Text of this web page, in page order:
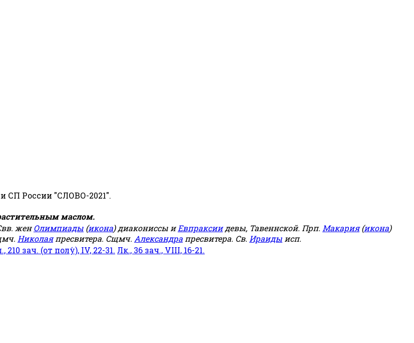
СП России "СЛОВО-2021".
маслом.
женОлимпиады (икона) диакониссы иЕвпраксиидевы, Тавеннской. Прп. Макария(икона)
Николаяпресвитера. Сщмч. Александра пресвитера. Св. Ираиды исп.
210 зач. (от полу́), IV, 22-31. Лк., 36 зач., VIII, 16-21.